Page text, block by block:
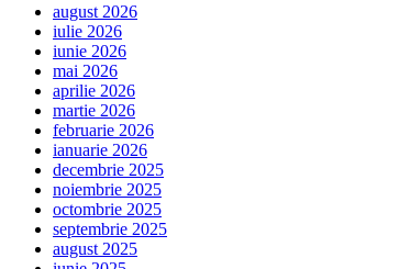
august 2026
iulie 2026
iunie 2026
mai 2026
aprilie 2026
martie 2026
februarie 2026
ianuarie 2026
decembrie 2025
noiembrie 2025
octombrie 2025
septembrie 2025
august 2025